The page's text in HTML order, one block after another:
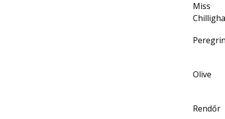
Miss
Olive
Rendőr